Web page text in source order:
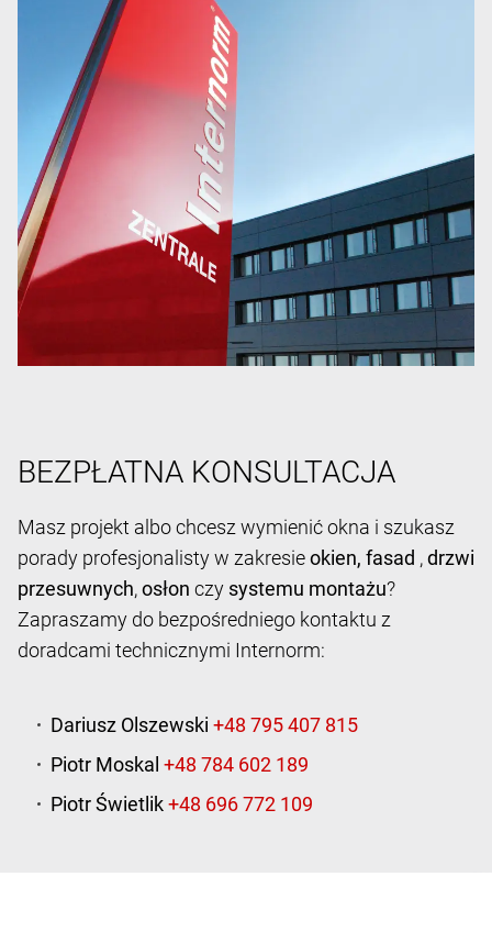
BEZPŁATNA KONSULTACJA
Masz projekt albo chcesz wymienić okna i szukasz
porady profesjonalisty w zakresieokien, fasad ,drzwi
przesuwnych,osłon czy systemu montażu?
Zapraszamy do bezpośredniego kontaktu z
doradcami technicznymi Internorm:
Dariusz Olszewski
Piotr Moskal
Piotr Świetlik